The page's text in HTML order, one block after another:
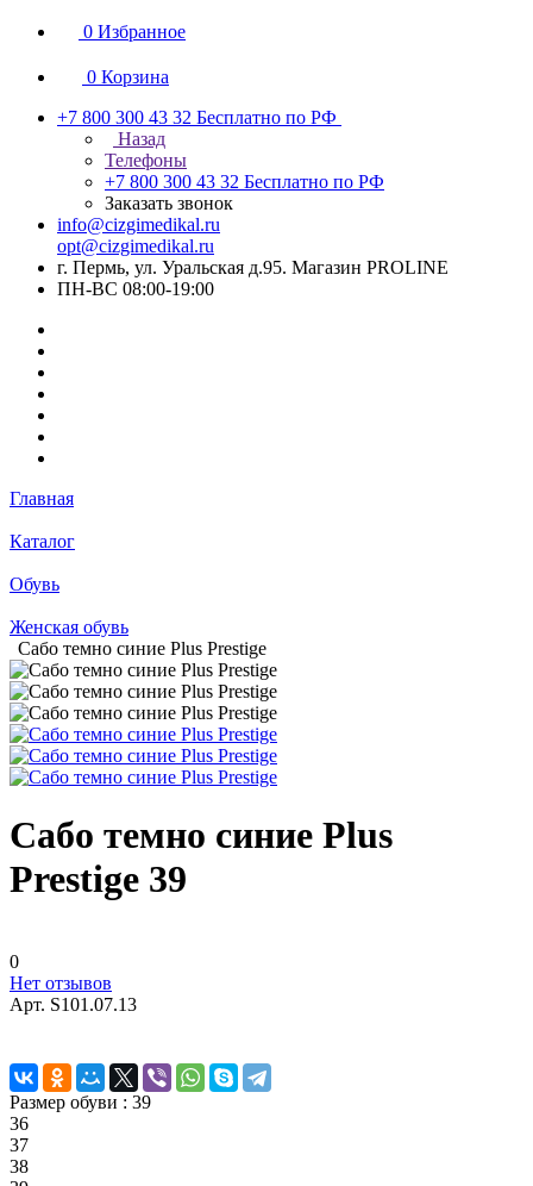
0 Избранное
0 Корзина
+7 800 300 43 32 Бесплатно по РФ
Назад
Телефоны
+7 800 300 43 32 Бесплатно по РФ
Заказать звонок
info@cizgimedikal.ru
opt@cizgimedikal.ru
г. Пермь, ул. Уральская д.95. Магазин PROLINE
ПН-ВС 08:00-19:00
Главная
Каталог
Обувь
Женская обувь
Сабо темно синие Plus Prestige
Сабо темно синие Plus
Prestige 39
0
Нет отзывов
Арт. S101.07.13
Размер обуви : 39
36
37
38